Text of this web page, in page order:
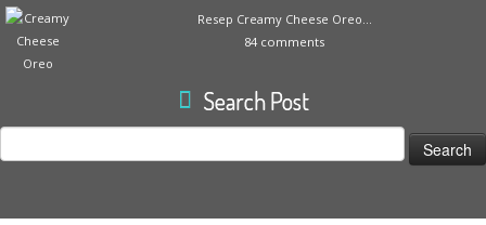
Resep Creamy Cheese Oreo...
84 comments
Search Post
Search
for: